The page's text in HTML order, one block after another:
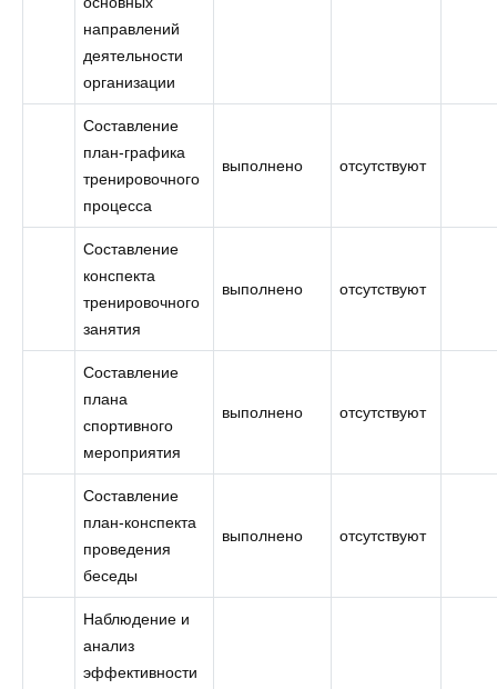
направлений
деятельности
организации
Составление
план-графика
тренировочного
процесса
выполнено отсутствуют
Составление
конспекта
тренировочного
занятия
выполнено отсутствуют
Составление
плана
спортивного
мероприятия
выполнено отсутствуют
Составление
план-конспекта
проведения
беседы
выполнено отсутствуют
Наблюдение и
анализ
эффективности